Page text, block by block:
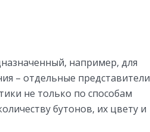
например, для
– отдельные представители
не только по способам
бутонов, их цвету и